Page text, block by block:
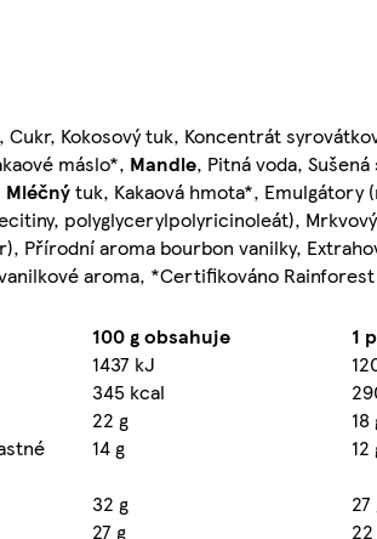
, Cukr, Kokosový tuk, Koncentrát
máslo*, Mandle, Pitná voda,
Mléčnýtuk, Kakaová hmota*, Emulgátory
polyglycerylpolyricinoleát),
Přírodní aroma bourbon vanilky,
aroma, *Certifikováno
100 g obsahuje
1
1437 kJ
345 kcal
22 g
18
14 g
12
32 g
27
27 g